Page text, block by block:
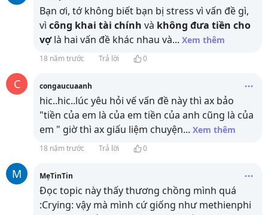
Bạn ơi, tớ không biết bạn bị stress vì vấn đề gì,
vì công khai tài chính và không đưa tiền cho
vợlà hai vấn đề khác nhau và... Xem thêm
18 năm trước Trả lời 0
C congaucuaanh
hic..hic..lúc yêu hỏi vế vấn đề này thì ax bảo
"tiền của em là của em tiền của anh cũng là của
em " giờ thì ax giấu liệm chuyện... Xem thêm
18 năm trước Trả lời 0
M MẹTinTin
Đọc topic này thấy thương chồng mình quá
:Crying: vậy mà mình cứ giống như methienphi